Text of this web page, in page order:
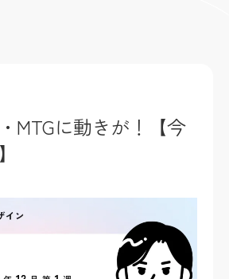
MTGに動きが！【今